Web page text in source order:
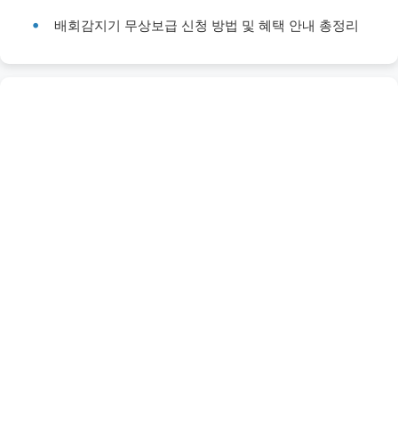
배회감지기 무상보급 신청 방법 및 혜택 안내 총정리